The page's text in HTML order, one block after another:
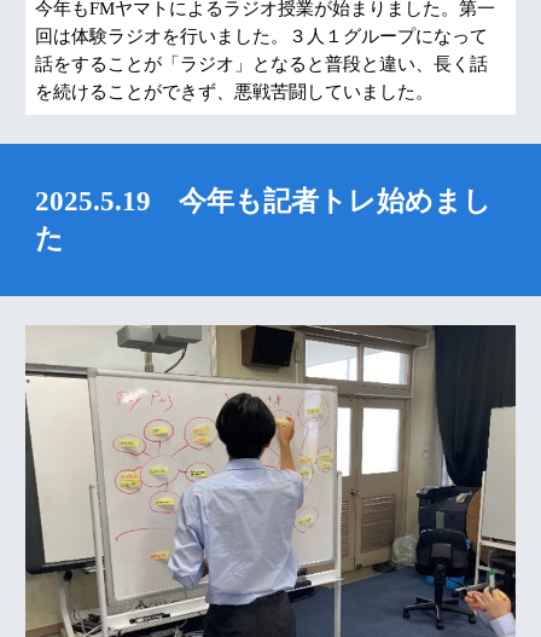
今年もFMヤマトによるラジオ授業が始まりました。第一
回は体験ラジオを行いました。３人１グループになって
話をすることが「ラジオ」となると普段と違い、長く話
を続けることができず、悪戦苦闘していました。
2025.5.19 今年も記者トレ始めまし
た